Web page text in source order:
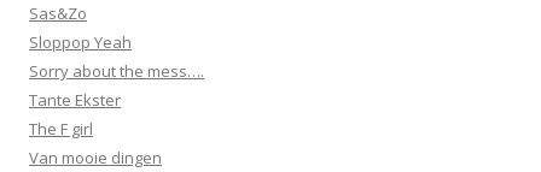
Sas&Zo
Sloppop Yeah
Sorry about the mess….
Tante Ekster
The F girl
Van mooie dingen